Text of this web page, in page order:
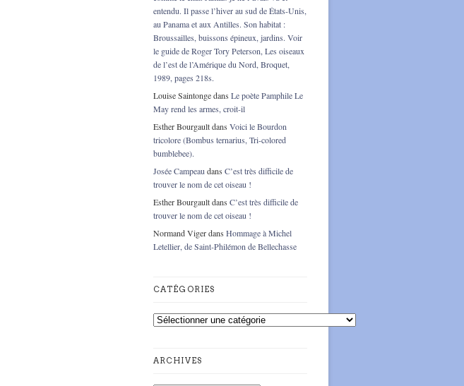
entendu. Il passe l’hiver au sud de États-Unis,
au Panama et aux Antilles. Son habitat :
Broussailles, buissons épineux, jardins. Voir
le guide de Roger Tory Peterson, Les oiseaux
de l’est de l’Amérique du Nord, Broquet,
1989, pages 218s.
Louise Saintongedans Le poète Pamphile Le
May rend les armes, croit-il
Esther Bourgaultdans Voici le Bourdon
tricolore (Bombus ternarius, Tri-colored
bumblebee).
Josée Campeau dans C’est très difficile de
trouver le nom de cet oiseau !
Esther Bourgaultdans C’est très difficile de
trouver le nom de cet oiseau !
Normand Vigerdans Hommage à Michel
Letellier, de Saint-Philémon de Bellechasse
CATÉGORIES
ARCHIVES